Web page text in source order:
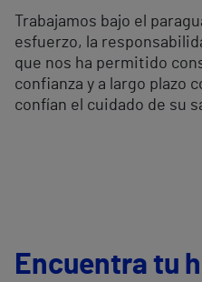
Trabajamos bajo el
esfuerzo, la
que nos ha permitido
confianza y a largo plazo
confían el cuidado de su
Encuentra tu